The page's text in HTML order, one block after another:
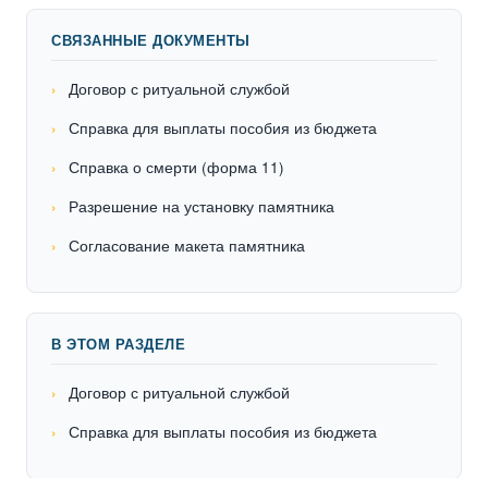
СВЯЗАННЫЕ ДОКУМЕНТЫ
Договор с ритуальной службой
Справка для выплаты пособия из бюджета
Справка о смерти (форма 11)
Разрешение на установку памятника
Согласование макета памятника
В ЭТОМ РАЗДЕЛЕ
Договор с ритуальной службой
Справка для выплаты пособия из бюджета